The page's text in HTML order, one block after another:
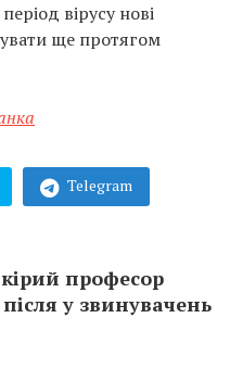
вірусу нові
ще протягом
Telegram
професор
у звинувачень